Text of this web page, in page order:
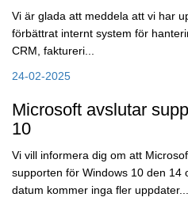
Vi är glada att meddela att vi har
förbättrat internt system för
CRM, faktureri...
24-02-2025
Microsoft avslutar
10
Vi vill informera dig om att
supporten för Windows 10 den 14
datum kommer inga fler uppdater...